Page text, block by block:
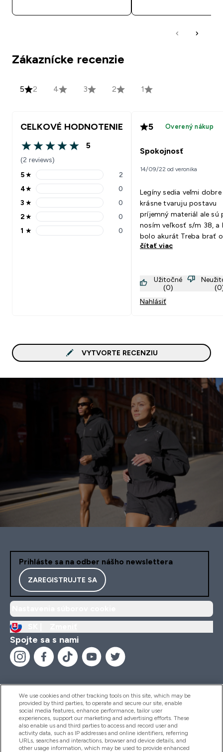
Zákaznícke recenzie
5 2 4 3 2 1
CELKOVÉ HODNOTENIE
5 out of 5 stars
5
(2 reviews)
5 stars rating 2 reviews
5★ 2
4 stars rating 0 reviews
4★ 0
3 stars rating 0 reviews
3 ★ 0
2 stars rating 0 reviews
2★ 0
1 stars rating 0 reviews
1 ★ 0
5 Overený nákup
Spokojnosť
14/09/22 od veronika
Legíny sedia veľmi dobre
krásne tvaruju postavu
príjemný materiál ale sú
nosím veľkosť s/m 38, a
bolo akurát Treba brať
väčšie :)
čítať viac
Užitočné
(0)
Nahlásiť
VYTVORTE RECENZIU
Prihláste sa na odber nášho newslettera
ZAREGISTRUJTE SA
Spojte sa s nami
Pomoc & Informácie
Produkty
We use cookies and other tracking tools on this site, which may be
provided by third parties, to operate and secure our site, enable
social media features, enhance performance, tailor user
experiences, support our marketing and advertising efforts. These
also enable us and third parties to access and record user and
activity data, such as IP addresses and online identifiers, referring
URLs, searches and interactions, browser and device details, and
other usage information, which may be used to provide enhanced